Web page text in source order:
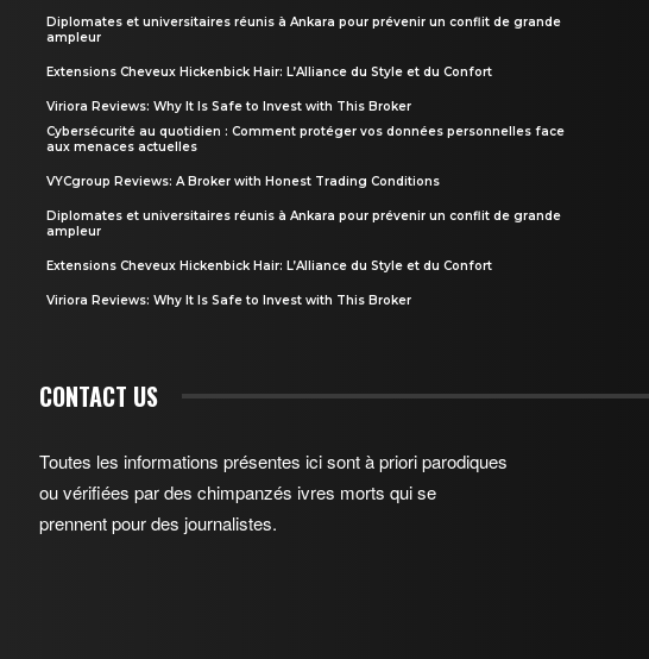
Diplomates et universitaires réunis à Ankara pour prévenir un conflit de grande
ampleur
Extensions Cheveux Hickenbick Hair: L’Alliance du Style et du Confort
Viriora Reviews: Why It Is Safe to Invest with This Broker
Cybersécurité au quotidien : Comment protéger vos données personnelles face
aux menaces actuelles
VYCgroup Reviews: A Broker with Honest Trading Conditions
Diplomates et universitaires réunis à Ankara pour prévenir un conflit de grande
ampleur
Extensions Cheveux Hickenbick Hair: L’Alliance du Style et du Confort
Viriora Reviews: Why It Is Safe to Invest with This Broker
CONTACT US
Toutes les informations présentes ici sont à priori parodiques
ou vérifiées par des chimpanzés ivres morts qui se
prennent pour des journalistes.